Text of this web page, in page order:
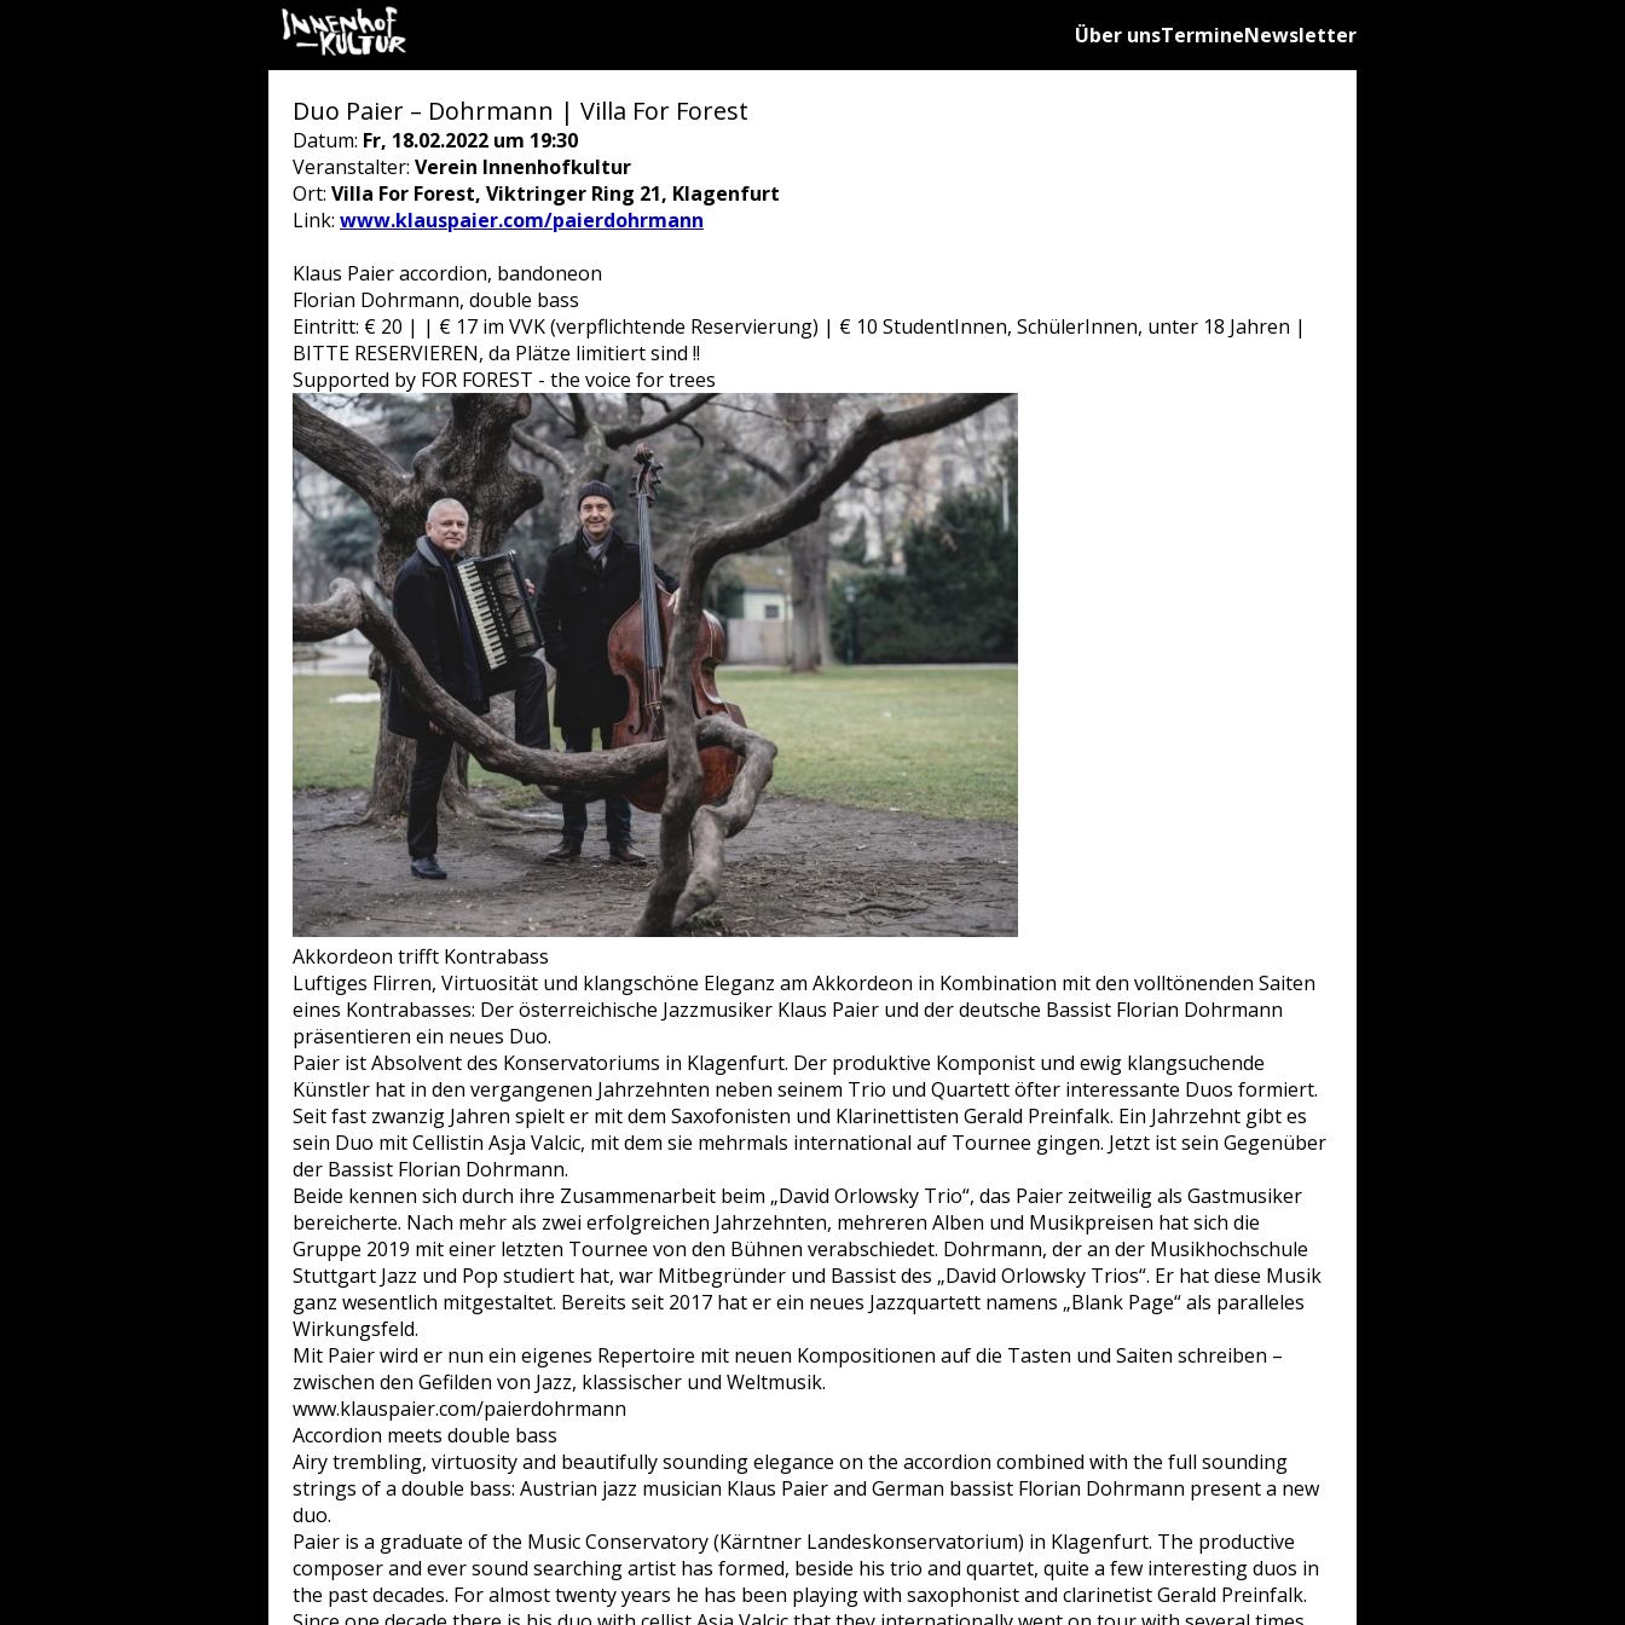
Über unsTermineNewsletter
Duo Paier – Dohrmann | Villa For Forest
Datum: Fr, 18.02.2022 um 19:30
Veranstalter: Verein Innenhofkultur
Ort: Villa For Forest, Viktringer Ring 21, Klagenfurt
Link: www.klauspaier.com/paierdohrmann
Klaus Paier accordion, bandoneon
Florian Dohrmann, double bass
Eintritt: € 20 | | € 17 im VVK (verpflichtende Reservierung) | € 10 StudentInnen, SchülerInnen, unter 18 Jahren |
BITTE RESERVIEREN, da Plätze limitiert sind !!
Supported by FOR FOREST - the voice for trees
Akkordeon trifft Kontrabass
Luftiges Flirren, Virtuosität und klangschöne Eleganz am Akkordeon in Kombination mit den volltönenden Saiten
eines Kontrabasses: Der österreichische Jazzmusiker Klaus Paier und der deutsche Bassist Florian Dohrmann
präsentieren ein neues Duo.
Paier ist Absolvent des Konservatoriums in Klagenfurt. Der produktive Komponist und ewig klangsuchende
Künstler hat in den vergangenen Jahrzehnten neben seinem Trio und Quartett öfter interessante Duos formiert.
Seit fast zwanzig Jahren spielt er mit dem Saxofonisten und Klarinettisten Gerald Preinfalk. Ein Jahrzehnt gibt es
sein Duo mit Cellistin Asja Valcic, mit dem sie mehrmals international auf Tournee gingen. Jetzt ist sein Gegenüber
der Bassist Florian Dohrmann.
Beide kennen sich durch ihre Zusammenarbeit beim „David Orlowsky Trio“, das Paier zeitweilig als Gastmusiker
bereicherte. Nach mehr als zwei erfolgreichen Jahrzehnten, mehreren Alben und Musikpreisen hat sich die
Gruppe 2019 mit einer letzten Tournee von den Bühnen verabschiedet. Dohrmann, der an der Musikhochschule
Stuttgart Jazz und Pop studiert hat, war Mitbegründer und Bassist des „David Orlowsky Trios“. Er hat diese Musik
ganz wesentlich mitgestaltet. Bereits seit 2017 hat er ein neues Jazzquartett namens „Blank Page“ als paralleles
Wirkungsfeld.
Mit Paier wird er nun ein eigenes Repertoire mit neuen Kompositionen auf die Tasten und Saiten schreiben –
zwischen den Gefilden von Jazz, klassischer und Weltmusik.
www.klauspaier.com/paierdohrmann
Accordion meets double bass
Airy trembling, virtuosity and beautifully sounding elegance on the accordion combined with the full sounding
strings of a double bass: Austrian jazz musician Klaus Paier and German bassist Florian Dohrmann present a new
duo.
Paier is a graduate of the Music Conservatory (Kärntner Landeskonservatorium) in Klagenfurt. The productive
composer and ever sound searching artist has formed, beside his trio and quartet, quite a few interesting duos in
the past decades. For almost twenty years he has been playing with saxophonist and clarinetist Gerald Preinfalk.